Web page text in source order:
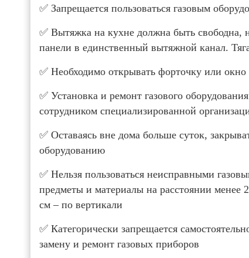
✅ Запрещается пользоваться газовым
✅ Вытяжка на кухне должна быть свободна,
панели в единственный вытяжной канал.
✅ Необходимо открывать форточку или
✅ Установка и ремонт газового
сотрудником специализированной
✅ Оставаясь вне дома больше суток,
оборудованию
✅ Нельзя пользоваться неисправными
предметы и материалы на расстоянии менее
см – по вертикали
✅ Категорически запрещается
замену и ремонт газовых приборов